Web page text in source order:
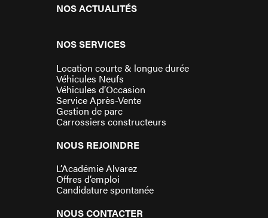
NOS ACTUALITÉS
NOS SERVICES
Location courte & longue durée
Véhicules Neufs
Véhicules d’Occasion
Service Après-Vente
Gestion de parc
Carrossiers constructeurs
NOUS REJOINDRE
L’Académie Alvarez
Offres d’emploi
Candidature spontanée
NOUS CONTACTER